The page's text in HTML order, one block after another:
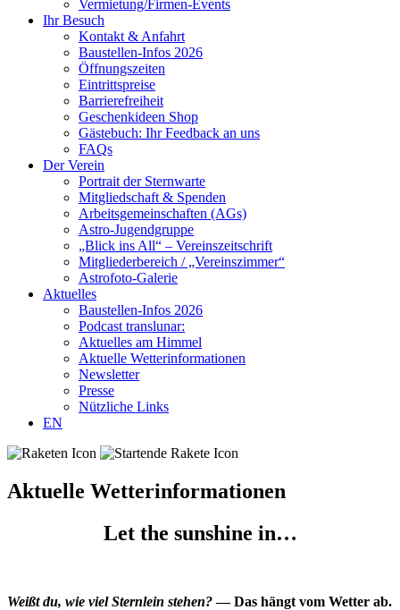
Vermietung/Firmen-Events
Ihr Besuch
Kontakt & Anfahrt
Baustellen-Infos 2026
Öffnungszeiten
Eintrittspreise
Barrierefreiheit
Geschenkideen Shop
Gästebuch: Ihr Feedback an uns
FAQs
Der Verein
Portrait der Sternwarte
Mitgliedschaft & Spenden
Arbeitsgemeinschaften (AGs)
Astro-Jugendgruppe
„Blick ins All“ – Vereinszeitschrift
Mitgliederbereich / „Vereinszimmer“
Astrofoto-Galerie
Aktuelles
Baustellen-Infos 2026
Podcast translunar:
Aktuelles am Himmel
Aktuelle Wetterinformationen
Newsletter
Presse
Nützliche Links
EN
Aktuelle Wetterinformationen
Let the sunshine in…
Weißt du, wie viel Sternlein stehen?— Das hängt vom Wetter ab.